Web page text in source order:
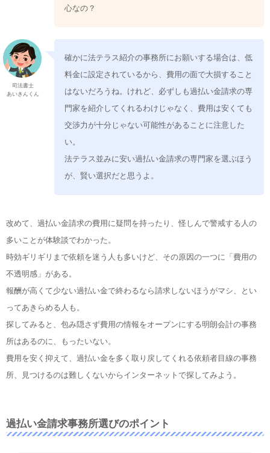
心なの？
司法書士
あいきんくん
確かに法テラス紹介の事務所にお願いする場合は、低
料金に設定されているから、費用の面で大損すること
はないだろうね。けれど、必ずしも過払い金請求の専
門家を紹介してくれるわけじゃなく、費用は安くても
交渉力が十分じゃない可能性があることに注意した
い。
法テラス並みに安い過払い金請求の専門家を選ぶほう
が、賢い選択だと思うよ。
改めて、過払い金請求の費用に疑問を持ったり、怪しんで警戒する人の
多いことが体験談でわかった。
時効ギリギリまで依頼を迷う人も多いけど、その原因の一つに「費用の
不透明感」がある。
報酬が高くて少ない過払い金で終わるなら請求しないほうがマシ、とい
ってあきらめる人も。
探してみると、包み隠さず費用の情報をオープンにする明朗会計の事務
所はあるのに、もったいない。
費用を安く抑えて、過払い金を多く取り戻してくれる依頼者目線の事務
所、見つけるのは難しくないからインターネットで探してみよう。
過払い金請求事務所選びのポイント